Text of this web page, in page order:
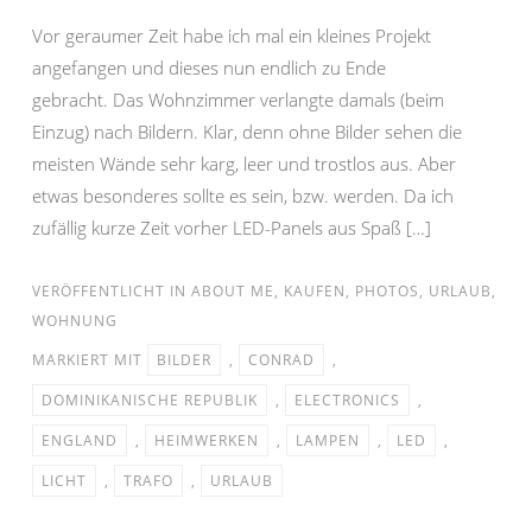
Vor geraumer Zeit habe ich mal ein kleines Projekt
angefangen und dieses nun endlich zu Ende
gebracht. Das Wohnzimmer verlangte damals (beim
Einzug) nach Bildern. Klar, denn ohne Bilder sehen die
meisten Wände sehr karg, leer und trostlos aus. Aber
etwas besonderes sollte es sein, bzw. werden. Da ich
zufällig kurze Zeit vorher LED-Panels aus Spaß […]
VERÖFFENTLICHT IN ABOUT ME, KAUFEN, PHOTOS, URLAUB,
WOHNUNG
MARKIERT MIT
BILDER , CONRAD
,
DOMINIKANISCHE REPUBLIK
, ELECTRONICS
,
ENGLAND
, HEIMWERKEN , LAMPEN , LED
,
LICHT
, TRAFO , URLAUB